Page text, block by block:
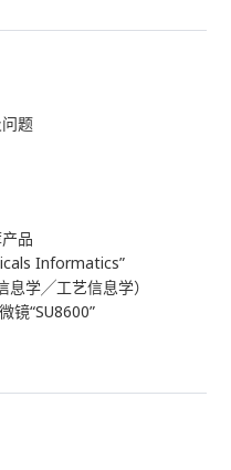
题
品
Informatics”
息学╱工艺信息学）
镜“SU8600”